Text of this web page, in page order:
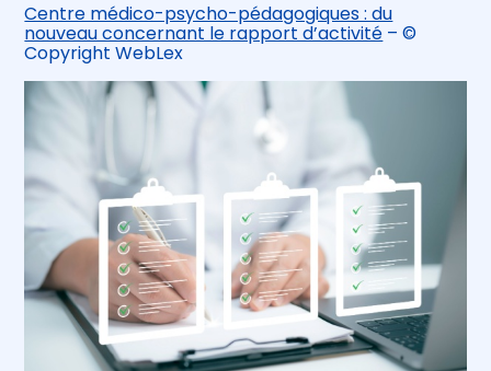
Centre médico-psycho-pédagogiques : du
nouveau concernant le rapport d’activité – ©
Copyright WebLex